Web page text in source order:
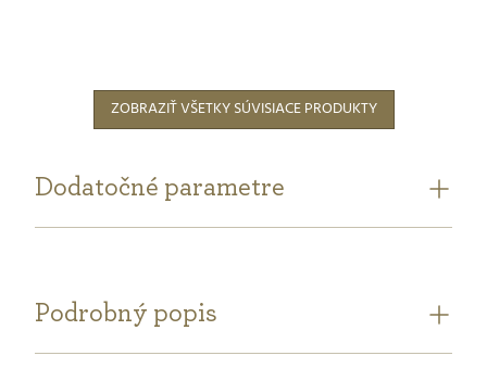
ZOBRAZIŤ VŠETKY SÚVISIACE PRODUKTY
Podrobný popis
Dodatočné parametre